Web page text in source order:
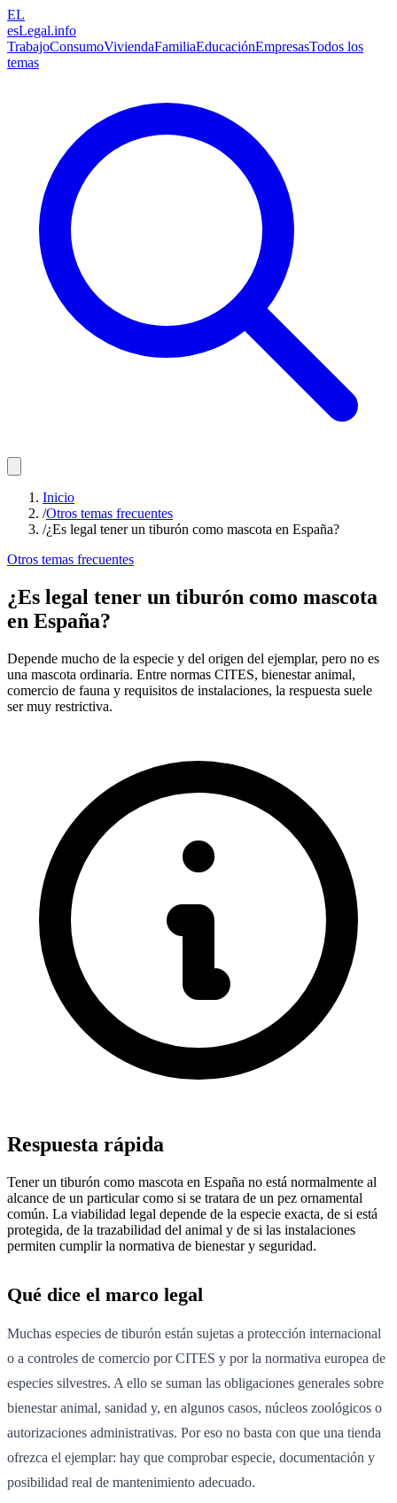
EL
esLegal.info
TrabajoConsumoViviendaFamiliaEducaciónEmpresasTodos los
temas
Inicio
/Otros temas frecuentes
/¿Es legal tener un tiburón como mascota en España?
Otros temas frecuentes
¿Es legal tener un tiburón como mascota
en España?
Depende mucho de la especie y del origen del ejemplar, pero no es
una mascota ordinaria. Entre normas CITES, bienestar animal,
comercio de fauna y requisitos de instalaciones, la respuesta suele
ser muy restrictiva.
Respuesta rápida
Tener un tiburón como mascota en España no está normalmente al
alcance de un particular como si se tratara de un pez ornamental
común. La viabilidad legal depende de la especie exacta, de si está
protegida, de la trazabilidad del animal y de si las instalaciones
permiten cumplir la normativa de bienestar y seguridad.
Qué dice el marco legal
Muchas especies de tiburón están sujetas a protección internacional
o a controles de comercio por CITES y por la normativa europea de
especies silvestres. A ello se suman las obligaciones generales sobre
bienestar animal, sanidad y, en algunos casos, núcleos zoológicos o
autorizaciones administrativas. Por eso no basta con que una tienda
ofrezca el ejemplar: hay que comprobar especie, documentación y
posibilidad real de mantenimiento adecuado.